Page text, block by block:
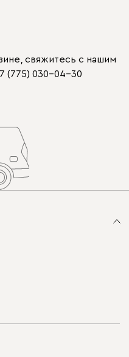
свяжитесь с нашим
(775) 030-04-30